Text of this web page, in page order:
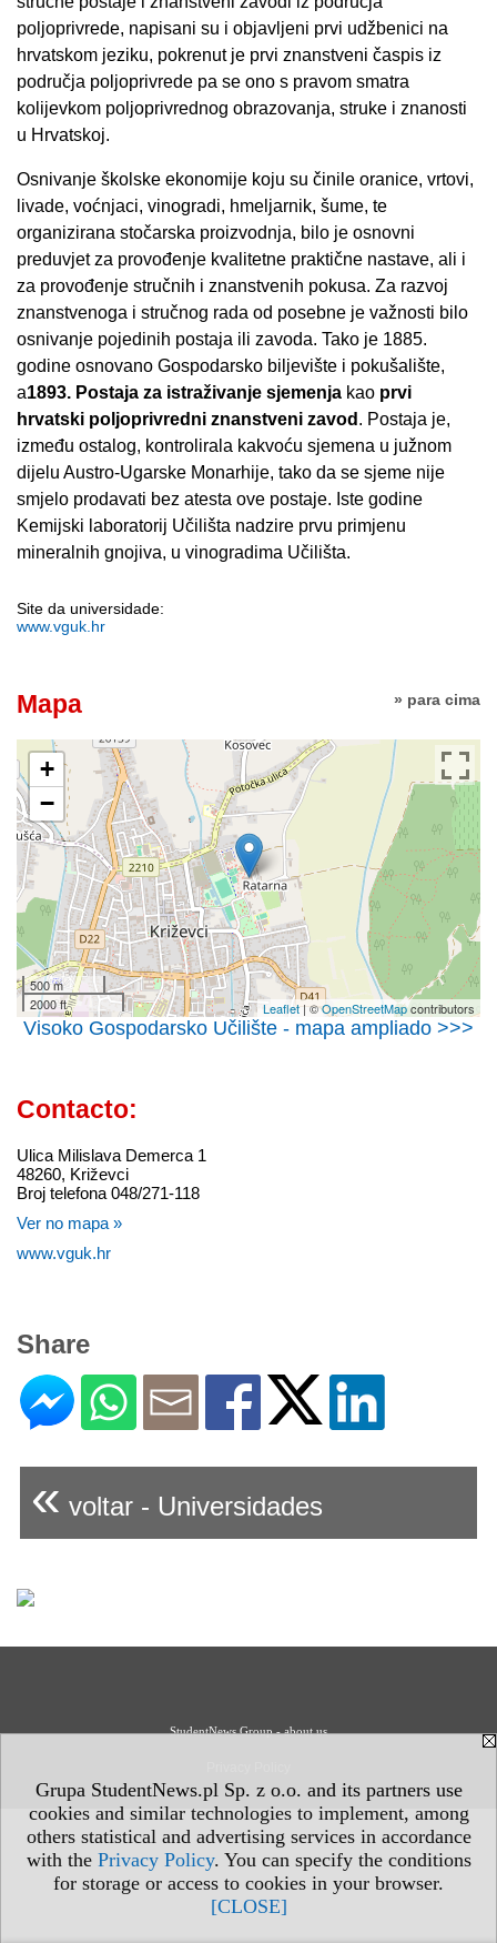
Grupa StudentNews.pl Sp. z o.o. and its partners use
cookies and similar technologies to implement, among
others statistical and advertising services in accordance
with the Privacy Policy. You can specify the conditions
for storage or access to cookies in your browser.
[CLOSE]
poljoprivrede, napisani su i objavljeni prvi udžbenici na
hrvatskom jeziku, pokrenut je prvi znanstveni časpis iz
područja poljoprivrede pa se ono s pravom smatra
kolijevkom poljoprivrednog obrazovanja, struke i znanosti
u Hrvatskoj.
Osnivanje školske ekonomije koju su činile oranice, vrtovi,
livade, voćnjaci, vinogradi, hmeljarnik, šume, te
organizirana stočarska proizvodnja, bilo je osnovni
preduvjet za provođenje kvalitetne praktične nastave, ali i
za provođenje stručnih i znanstvenih pokusa. Za razvoj
znanstvenoga i stručnog rada od posebne je važnosti bilo
osnivanje pojedinih postaja ili zavoda. Tako je 1885.
godine osnovano Gospodarsko biljevište i pokušalište,
a1893. Postaja za istraživanje sjemenja kao prvi
hrvatski poljoprivredni znanstveni zavod . Postaja je,
između ostalog, kontrolirala kakvoću sjemena u južnom
dijelu Austro-Ugarske Monarhije, tako da se sjeme nije
smjelo prodavati bez atesta ove postaje. Iste godine
Kemijski laboratorij Učilišta nadzire prvu primjenu
mineralnih gnojiva, u vinogradima Učilišta.
Site da universidade:
www.vguk.hr
» para cima
Mapa
+
−
500 m
2000 ft
Leaflet| ©OpenStreetMapcontributors
Visoko Gospodarsko Učilište - mapa ampliado >>>
Contacto:
Ulica Milislava Demerca 1
48260, Križevci
Broj telefona 048/271-118
Ver no mapa »
www.vguk.hr
Share
« voltar - Universidades
StudentNews Group - about us